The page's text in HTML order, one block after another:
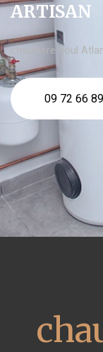
ARTISAN
chaudière fioul
09 72 66